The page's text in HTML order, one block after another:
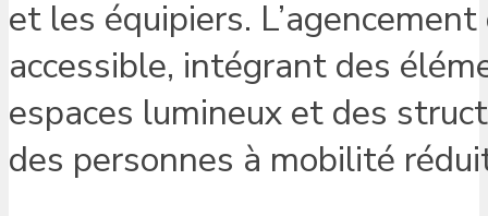
et les équipiers.
accessible, intégrant des
espaces lumineux et des
des personnes à mobilité